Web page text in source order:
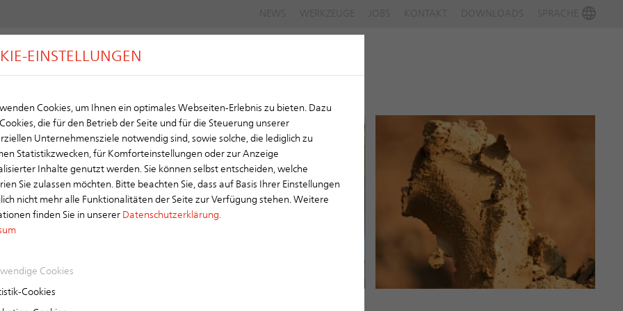
DACH SCHORNSTEIN LÜFTUNG
EINSTELLUNGEN
Cookies, um Ihnen ein optimales Webseiten-Erlebnis zu bieten. Dazu
die für den Betrieb der Seite und für die Steuerung unserer
Unternehmensziele notwendig sind, sowie solche, die lediglich zu
Statistikzwecken, für Komforteinstellungen oder zur Anzeige
Inhalte genutzt werden. Sie können selbst entscheiden, welche
Sie zulassen möchten. Bitte beachten Sie, dass auf Basis Ihrer Einstellungen
nicht mehr alle Funktionalitäten der Seite zur Verfügung stehen. Weitere
finden Sie in unserer Datenschutzerklärung.
Cookies
Cookies